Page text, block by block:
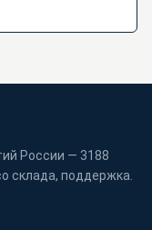
России — 3188
склада, поддержка.